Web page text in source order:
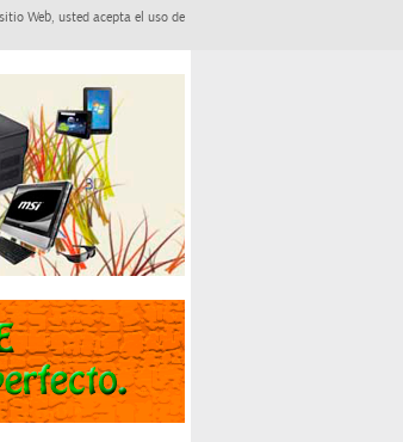
Web, usted acepta el uso de